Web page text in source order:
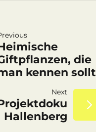
die
kennen
Next
Hallenberg